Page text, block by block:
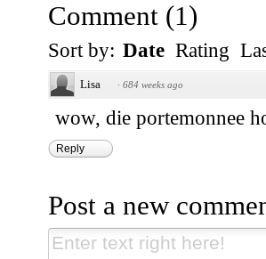
Comment (1)
Sort by: Date Rating
Lisa · 684 weeks ago
wow, die portemonnee
Reply
Post a new